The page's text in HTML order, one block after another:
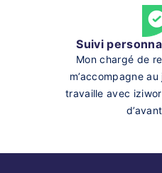
Suivi
Mon chargé de
m’accompagne
travaille avec